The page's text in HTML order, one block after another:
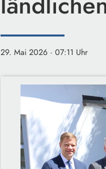
29. Mai 2026 · 07:11 Uhr